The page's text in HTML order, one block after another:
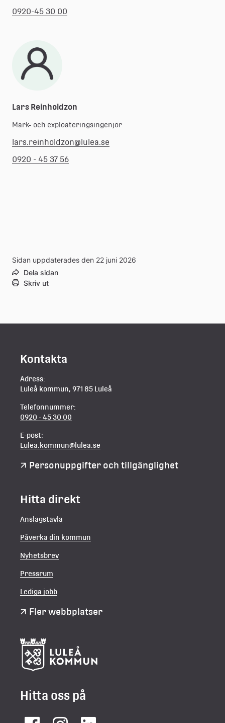
0920-45 30 00
Lars Reinholdzon
Mark- och exploateringsingenjör
lars.reinholdzon@lulea.se
0920 - 45 37 56
Sidan uppdaterades den 22 juni 2026
Dela sidan
Skriv ut
Kontakta
Adress:
Luleå kommun, 971 85 Luleå
Telefonnummer:
0920 - 45 30 00
E-post:
Lulea.kommun@lulea.se
Personuppgifter och tillgänglighet
Hitta direkt
Anslagstavla
Påverka din kommun
Nyhetsbrev
Pressrum
Lediga jobb
Fler webbplatser
Hitta oss på